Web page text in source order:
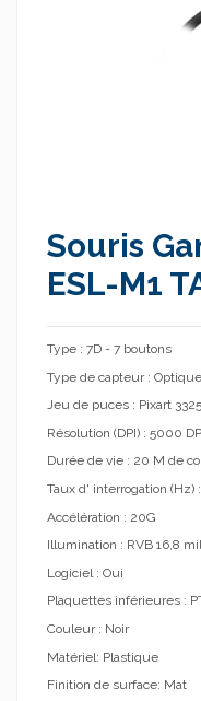
Souris
ESL-M1
Type : 7D - 7 boutons
Type de capteur : Optique
Jeu de puces : Pixart 3325
Résolution (DPI) : 5000
Durée de vie : 20 M de
Taux d' interrogation
Accélération : 20G
Illumination : RVB 16,8
Logiciel : Oui
Plaquettes inférieures :
Couleur : Noir
Matériel: Plastique
Finition de surface: Mat